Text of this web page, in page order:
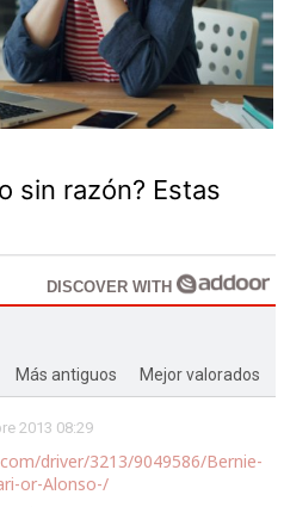
sin razón? Estas
DISCOVER WITH
Más antiguos Mejor valorados
2013 08:29
driver/3213/9049586/Bernie-
or-Alonso-/